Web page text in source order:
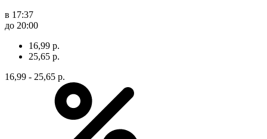
в 17:37
до 20:00
16,99 р.
25,65 р.
16,99 - 25,65 р.